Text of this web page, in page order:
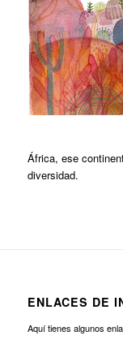
África, ese
diversidad.
ENLACES DE
Aquí tienes algunos